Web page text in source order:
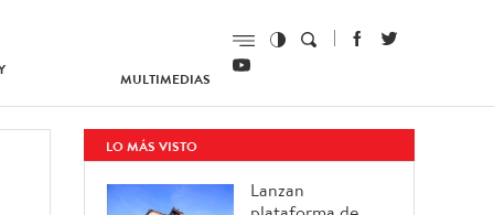
MULTIMEDIAS
LO MÁS VISTO
Lanzan